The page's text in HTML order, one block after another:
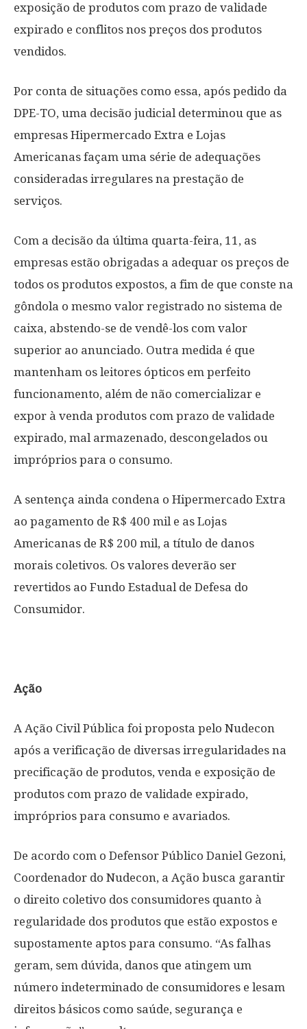
exposição de produtos com prazo de validade
expirado e conflitos nos preços dos produtos
vendidos.
Por conta de situações como essa, após pedido da
DPE-TO, uma decisão judicial determinou que as
empresas Hipermercado Extra e Lojas
Americanas façam uma série de adequações
consideradas irregulares na prestação de
serviços.
Com a decisão da última quarta-feira, 11, as
empresas estão obrigadas a adequar os preços de
todos os produtos expostos, a fim de que conste na
gôndola o mesmo valor registrado no sistema de
caixa, abstendo-se de vendê-los com valor
superior ao anunciado. Outra medida é que
mantenham os leitores ópticos em perfeito
funcionamento, além de não comercializar e
expor à venda produtos com prazo de validade
expirado, mal armazenado, descongelados ou
impróprios para o consumo.
A sentença ainda condena o Hipermercado Extra
ao pagamento de R$ 400 mil e as Lojas
Americanas de R$ 200 mil, a título de danos
morais coletivos. Os valores deverão ser
revertidos ao Fundo Estadual de Defesa do
Consumidor.
Ação
A Ação Civil Pública foi proposta pelo Nudecon
após a verificação de diversas irregularidades na
precificação de produtos, venda e exposição de
produtos com prazo de validade expirado,
impróprios para consumo e avariados.
De acordo com o Defensor Público Daniel Gezoni,
Coordenador do Nudecon, a Ação busca garantir
o direito coletivo dos consumidores quanto à
regularidade dos produtos que estão expostos e
supostamente aptos para consumo. “As falhas
geram, sem dúvida, danos que atingem um
número indeterminado de consumidores e lesam
direitos básicos como saúde, segurança e